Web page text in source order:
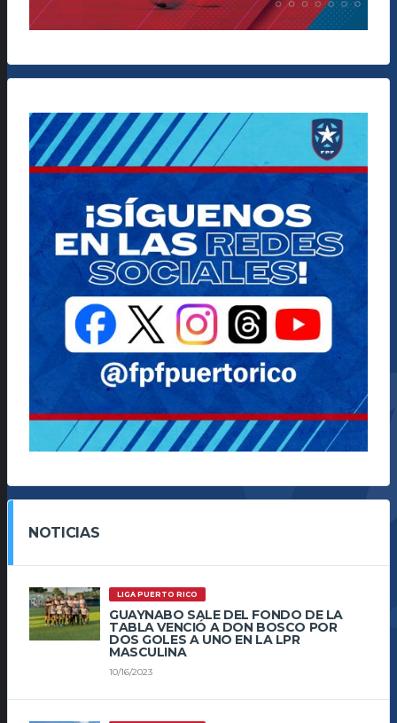
NOTICIAS
LIGA PUERTO RICO
GUAYNABO SALE DEL FONDO DE LA
TABLA VENCIÓ A DON BOSCO POR
DOS GOLES A UNO EN LA LPR
MASCULINA
10/16/2023